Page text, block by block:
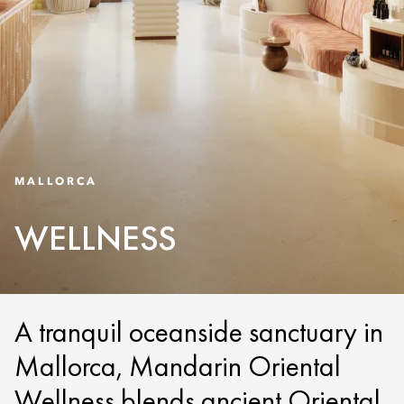
MALLORCA
WELLNESS
A tranquil oceanside sanctuary in
Mallorca, Mandarin Oriental